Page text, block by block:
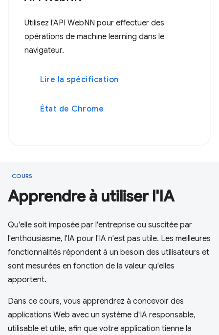
Utilisez l'API WebNN pour effectuer des
opérations de machine learning dans le
navigateur.
Lire la spécification
État de Chrome
COURS
Apprendre à utiliser l'IA
Qu'elle soit imposée par l'entreprise ou suscitée par
l'enthousiasme, l'IA pour l'IA n'est pas utile. Les meilleures
fonctionnalités répondent à un besoin des utilisateurs et
sont mesurées en fonction de la valeur qu'elles
apportent.
Dans ce cours, vous apprendrez à concevoir des
applications Web avec un système d'IA responsable,
utilisable et utile, afin que votre application tienne la